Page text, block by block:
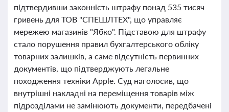
підтвердивши законність штрафу понад 535 тисяч
гривень для ТОВ "СПЕШЛТЕХ", що управляє
мережею магазинів "Ябко". Підставою для штрафу
стало порушення правил бухгалтерського обліку
товарних залишків, а саме відсутність первинних
документів, що підтверджують легальне
походження техніки Apple. Суд наголосив, що
внутрішні накладні на переміщення товарів між
підрозділами не замінюють документи, передбачені